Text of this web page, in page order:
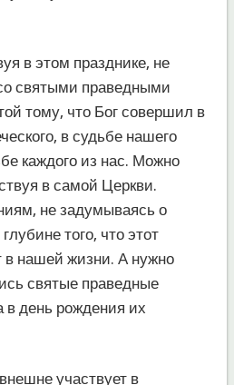
в этом празднике, не
святыми праведными
тому, что Бог совершил в
в судьбе нашего
каждого из нас. Можно
в самой Церкви.
не задумываясь о
того, что этот
в нашей жизни. А нужно
святые праведные
в день рождения их
участвует в